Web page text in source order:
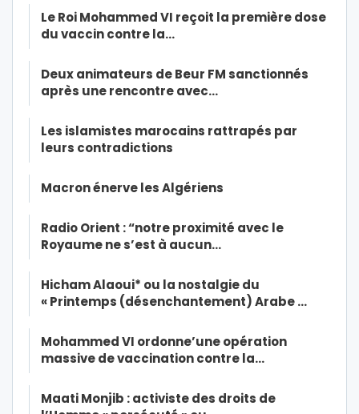
Le Roi Mohammed VI reçoit la première dose
du vaccin contre la…
Deux animateurs de Beur FM sanctionnés
après une rencontre avec…
Les islamistes marocains rattrapés par
leurs contradictions
Macron énerve les Algériens
Radio Orient : “notre proximité avec le
Royaume ne s’est à aucun…
Hicham Alaoui* ou la nostalgie du
« Printemps (désenchantement) Arabe …
Mohammed VI ordonne’une opération
massive de vaccination contre la…
Maati Monjib : activiste des droits de